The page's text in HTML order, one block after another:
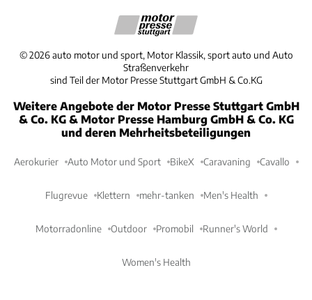
©2026 auto motor und sport, Motor Klassik, sport auto und Auto
Straßenverkehr
sind Teil der Motor Presse Stuttgart GmbH & Co.KG
Weitere Angebote der Motor Presse Stuttgart GmbH
& Co. KG & Motor Presse Hamburg GmbH & Co. KG
und deren Mehrheitsbeteiligungen
Aerokurier Auto Motor und Sport BikeX Caravaning Cavallo
Flugrevue Klettern mehr-tanken Men's Health
Motorradonline Outdoor Promobil Runner's World
Women's Health